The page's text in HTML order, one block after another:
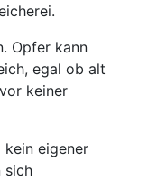
Opfer kann
egal ob alt
keiner
kein eigener
sich